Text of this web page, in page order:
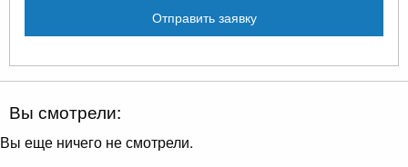
Вы смотрели:
Вы еще ничего не смотрели.